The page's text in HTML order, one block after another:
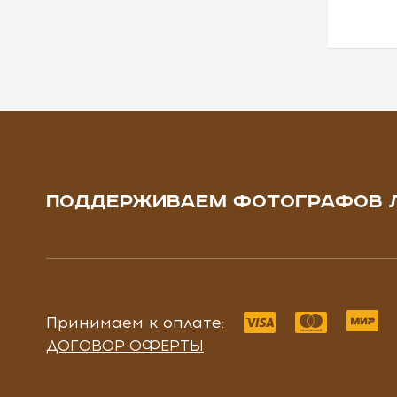
ПОДДЕРЖИВАЕМ ФОТОГРАФОВ
Принимаем к оплате:
ДОГОВОР ОФЕРТЫ